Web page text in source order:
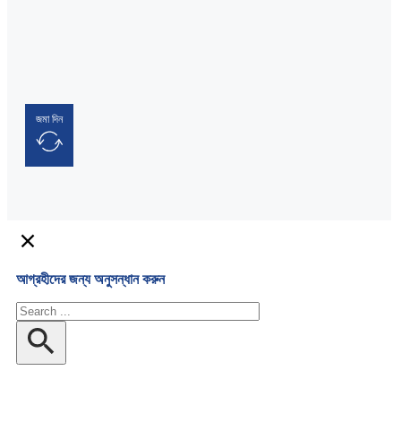
জমা দিন
আগ্রহীদের জন্য অনুসন্ধান করুন
অনুসন্ধান
করুন